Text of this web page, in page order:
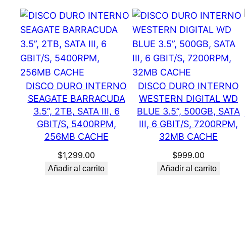
DISCO DURO INTERNO
SEAGATE BARRACUDA
3.5”, 2TB, SATA III, 6
GBIT/S, 5400RPM,
256MB CACHE
$1,299.00
Añadir al carrito
DISCO DURO INTERNO
WESTERN DIGITAL WD
BLUE 3.5”, 500GB, SATA
III, 6 GBIT/S, 7200RPM,
32MB CACHE
$999.00
Añadir al carrito